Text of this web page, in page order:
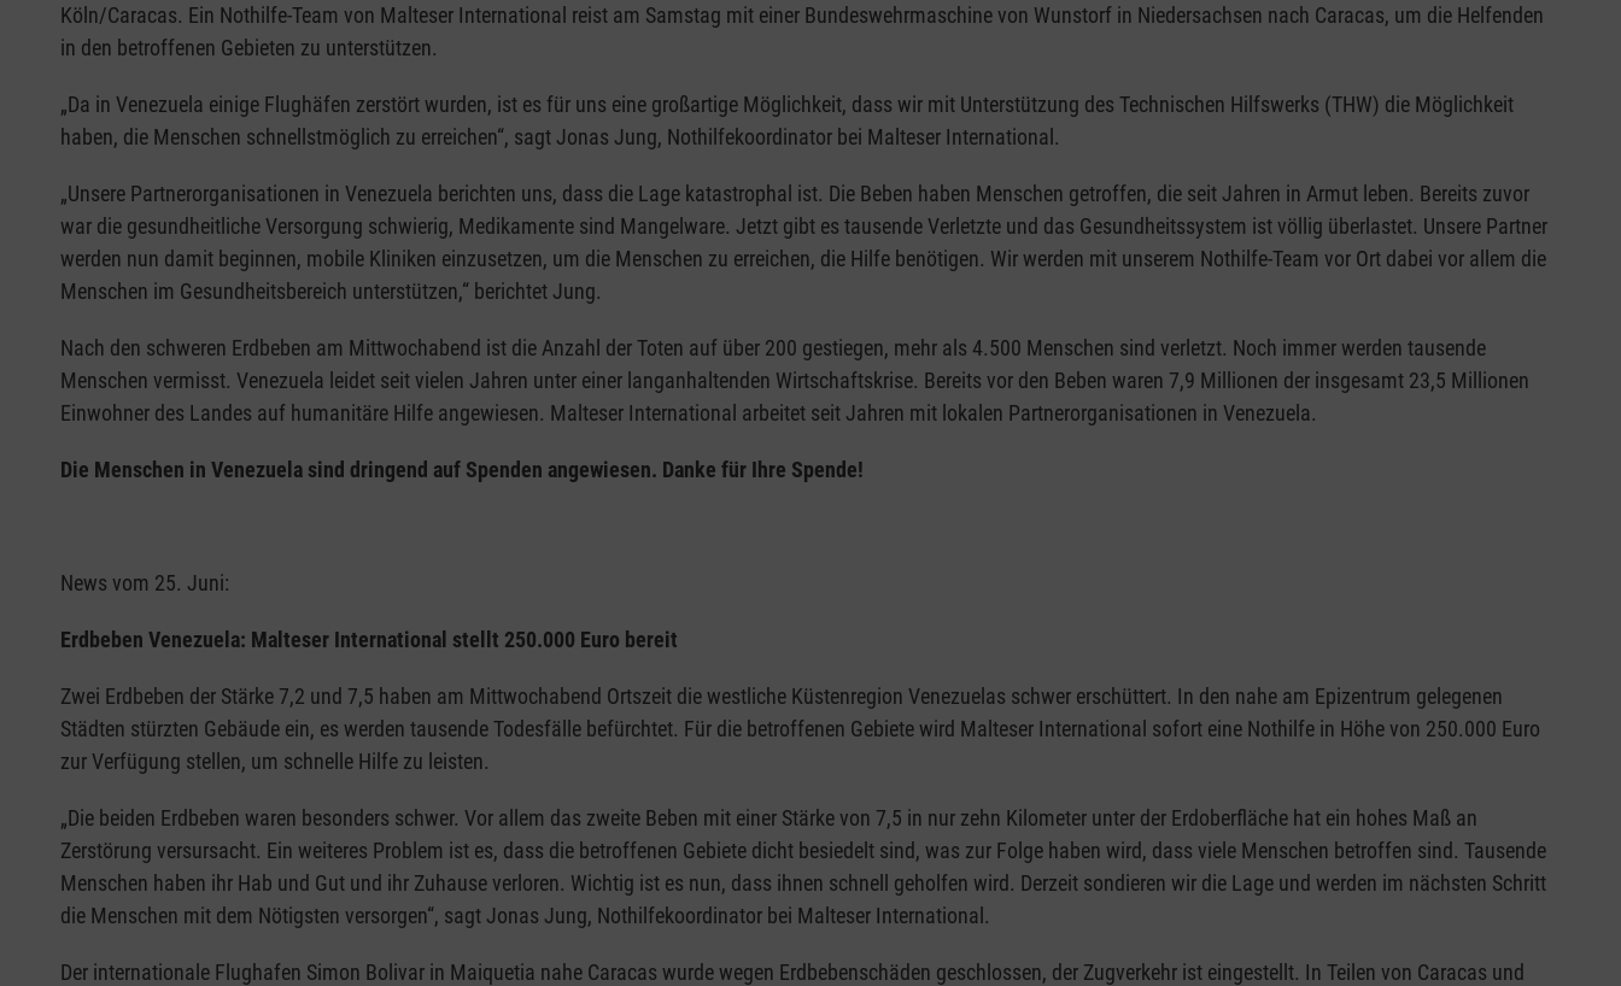
Köln/Caracas. Ein Nothilfe-Team von Malteser International reist am Samstag mit einer Bundeswehrmaschine von Wunstorf in Niedersachsen nach Caracas, um die Helfenden
in den betroffenen Gebieten zu unterstützen.
„Da in Venezuela einige Flughäfen zerstört wurden, ist es für uns eine großartige Möglichkeit, dass wir mit Unterstützung des Technischen Hilfswerks (THW) die Möglichkeit
haben, die Menschen schnellstmöglich zu erreichen“, sagt Jonas Jung, Nothilfekoordinator bei Malteser International.
„Unsere Partnerorganisationen in Venezuela berichten uns, dass die Lage katastrophal ist. Die Beben haben Menschen getroffen, die seit Jahren in Armut leben. Bereits zuvor
war die gesundheitliche Versorgung schwierig, Medikamente sind Mangelware. Jetzt gibt es tausende Verletzte und das Gesundheitssystem ist völlig überlastet. Unsere Partner
werden nun damit beginnen, mobile Kliniken einzusetzen, um die Menschen zu erreichen, die Hilfe benötigen. Wir werden mit unserem Nothilfe-Team vor Ort dabei vor allem die
Menschen im Gesundheitsbereich unterstützen,“ berichtet Jung.
Nach den schweren Erdbeben am Mittwochabend ist die Anzahl der Toten auf über 200 gestiegen, mehr als 4.500 Menschen sind verletzt. Noch immer werden tausende
Menschen vermisst. Venezuela leidet seit vielen Jahren unter einer langanhaltenden Wirtschaftskrise. Bereits vor den Beben waren 7,9 Millionen der insgesamt 23,5 Millionen
Einwohner des Landes auf humanitäre Hilfe angewiesen. Malteser International arbeitet seit Jahren mit lokalen Partnerorganisationen in Venezuela.
Die Menschen in Venezuela sind dringend auf Spenden angewiesen. Danke für Ihre Spende!
News vom 25. Juni:
Erdbeben Venezuela: Malteser International stellt 250.000 Euro bereit
Zwei Erdbeben der Stärke 7,2 und 7,5 haben am Mittwochabend Ortszeit die westliche Küstenregion Venezuelas schwer erschüttert. In den nahe am Epizentrum gelegenen
Städten stürzten Gebäude ein, es werden tausende Todesfälle befürchtet. Für die betroffenen Gebiete wird Malteser International sofort eine Nothilfe in Höhe von 250.000 Euro
zur Verfügung stellen, um schnelle Hilfe zu leisten.
„Die beiden Erdbeben waren besonders schwer. Vor allem das zweite Beben mit einer Stärke von 7,5 in nur zehn Kilometer unter der Erdoberfläche hat ein hohes Maß an
Zerstörung versursacht. Ein weiteres Problem ist es, dass die betroffenen Gebiete dicht besiedelt sind, was zur Folge haben wird, dass viele Menschen betroffen sind. Tausende
Menschen haben ihr Hab und Gut und ihr Zuhause verloren. Wichtig ist es nun, dass ihnen schnell geholfen wird. Derzeit sondieren wir die Lage und werden im nächsten Schritt
die Menschen mit dem Nötigsten versorgen“, sagt Jonas Jung, Nothilfekoordinator bei Malteser International.
Der internationale Flughafen Simon Bolivar in Maiquetia nahe Caracas wurde wegen Erdbebenschäden geschlossen, der Zugverkehr ist eingestellt. In Teilen von Caracas und